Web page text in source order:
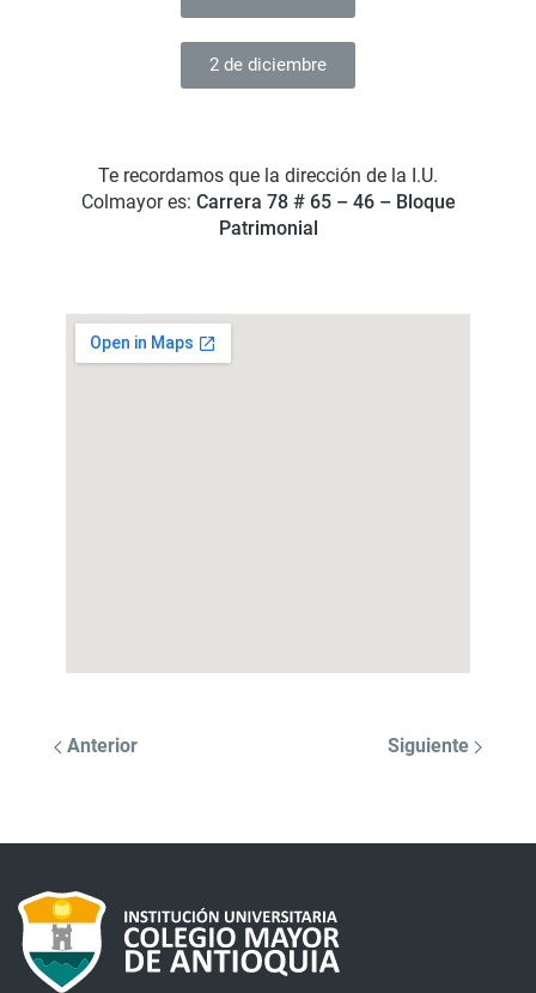
2 de diciembre
Te recordamos que la dirección de la I.U.
Colmayor es: Carrera 78 # 65 – 46 – Bloque
Patrimonial
Anterior Siguiente